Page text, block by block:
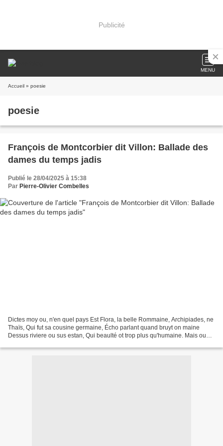
Publicité
MENU
Accueil » poesie
poesie
François de Montcorbier dit Villon: Ballade des
dames du temps jadis
Publié le 28/04/2025 à 15:38
Par Pierre-Olivier Combelles
Dictes moy ou, n'en quel pays Est Flora, la belle Rommaine, Archipiades, ne
Thaïs, Qui fut sa cousine germaine, Écho parlant quand bruyt on maine
Dessus riviere ou sus estan, Qui beaulté ot trop plus qu'humaine. Mais ou